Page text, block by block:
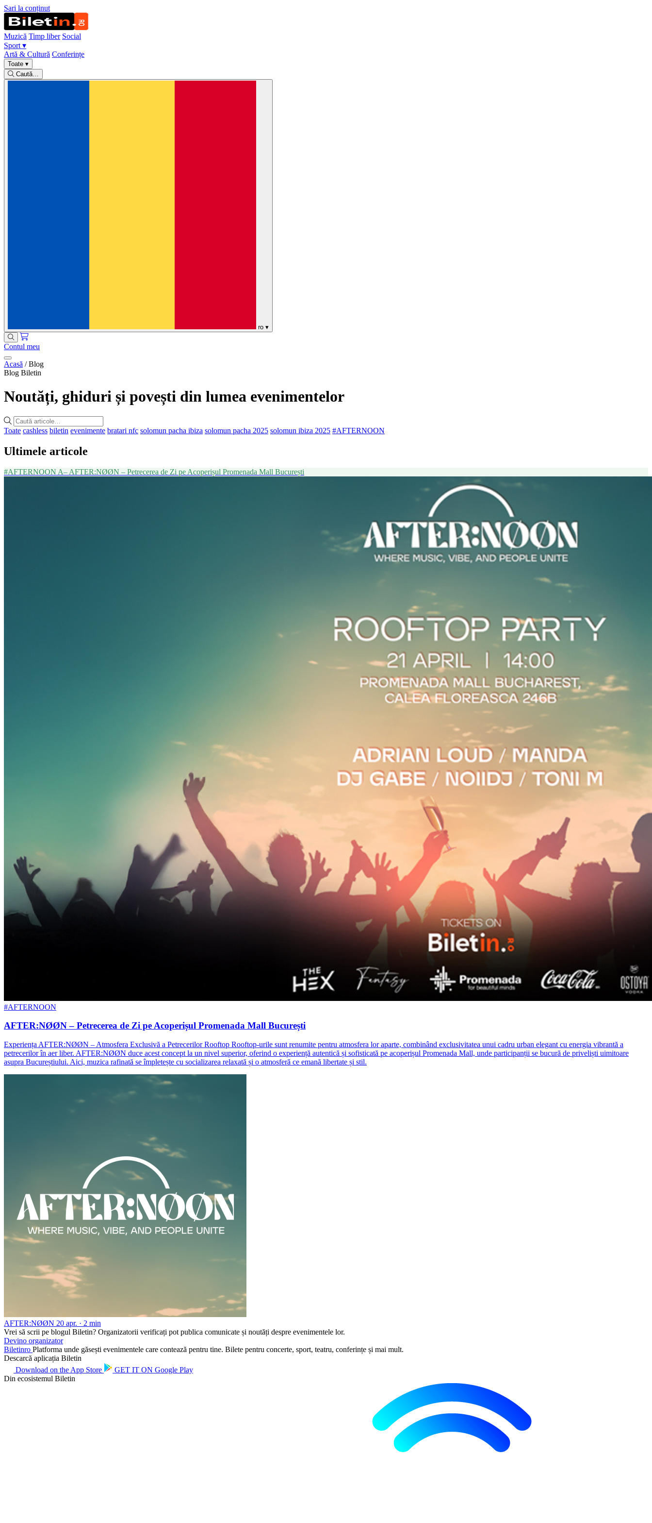
Sari la conținut
Muzică Timp liber Social
Sport ▾
Artă & Cultură Conferințe
Toate ▾
Caută…
ro ▾
Contul meu
Acasă / Blog
Blog Biletin
Noutăți, ghiduri și povești din lumea evenimentelor
Toate cashless biletin evenimente bratari nfc solomun pacha ibiza solomun pacha 2025 solomun ibiza 2025 #AFTERNOON
Ultimele articole
#AFTERNOON A– AFTER:NØØN – Petrecerea de Zi pe Acoperișul Promenada Mall București
#AFTERNOON
AFTER:NØØN – Petrecerea de Zi pe Acoperișul Promenada Mall București
Experiența AFTER:NØØN – Atmosfera Exclusivă a Petrecerilor Rooftop Rooftop-urile sunt renumite pentru atmosfera lor aparte, combinând exclusivitatea unui cadru urban elegant cu energia vibrantă a
petrecerilor în aer liber. AFTER:NØØN duce acest concept la un nivel superior, oferind o experiență autentică și sofisticată pe acoperișul Promenada Mall, unde participanții se bucură de priveliști uimitoare
asupra Bucureștiului. Aici, muzica rafinată se împletește cu socializarea relaxată și o atmosferă ce emană libertate și stil.
AFTER:NØØN 20 apr. · 2 min
Vrei să scrii pe blogul Biletin? Organizatorii verificați pot publica comunicate și noutăți despre evenimentele lor.
Devino organizator
Biletinro Platforma unde găsești evenimentele care contează pentru tine. Bilete pentru concerte, sport, teatru, conferințe și mai mult.
Descarcă aplicația Biletin
Download on the App Store GET IT ON Google Play
Din ecosistemul Biletin